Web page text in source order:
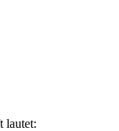
lautet: